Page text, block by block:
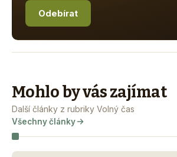
Odebírat
Mohlo by vás zajímat
Další články z rubriky Volný čas
Všechny články